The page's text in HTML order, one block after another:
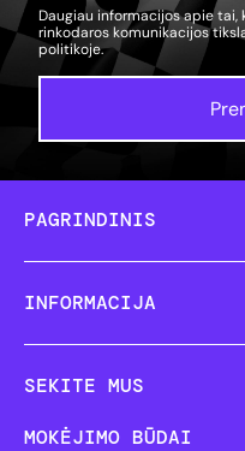
Daugiau informacijos apie
rinkodaros komunikacijos
politikoje.
PAGRINDINIS
INFORMACIJA
SEKITE MUS
MOKĖJIMO BŪDAI